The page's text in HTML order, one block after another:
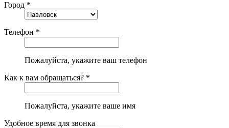
Город *
Телефон *
Пожалуйста, укажите ваш телефон
Как к вам обращаться? *
Пожалуйста, укажите ваше имя
Удобное время для звонка